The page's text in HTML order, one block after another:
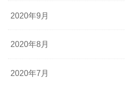
2020年9月
2020年8月
2020年7月